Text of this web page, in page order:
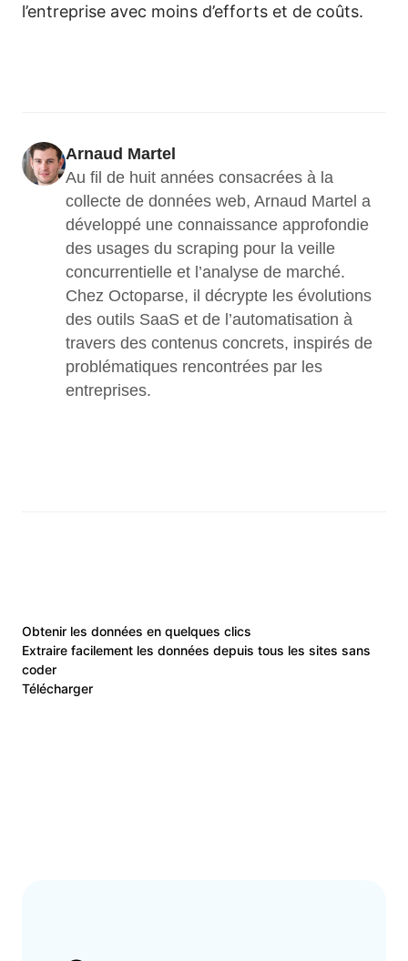
l’entreprise avec moins d’efforts et de coûts.
Arnaud Martel
Au fil de huit années consacrées à la
collecte de données web, Arnaud Martel a
développé une connaissance approfondie
des usages du scraping pour la veille
concurrentielle et l’analyse de marché.
Chez Octoparse, il décrypte les évolutions
des outils SaaS et de l’automatisation à
travers des contenus concrets, inspirés de
problématiques rencontrées par les
entreprises.
Obtenir les données en quelques clics
Extraire facilement les données depuis tous les sites sans
coder
Télécharger